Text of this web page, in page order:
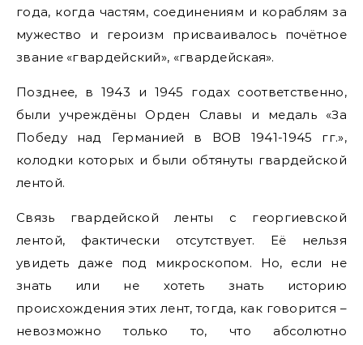
года, когда частям, соединениям и кораблям за
мужество и героизм присваивалось почётное
звание «гвардейский», «гвардейская».
Позднее, в 1943 и 1945 годах соответственно,
были учреждёны Орден Славы и медаль «За
Победу над Германией в ВОВ 1941-1945 гг.»,
колодки которых и были обтянуты гвардейской
лентой.
Связь гвардейской ленты с георгиевской
лентой, фактически отсутствует. Её нельзя
увидеть даже под микроскопом. Но, если не
знать или не хотеть знать историю
происхождения этих лент, тогда, как говорится –
невозможно только то, что абсолютно